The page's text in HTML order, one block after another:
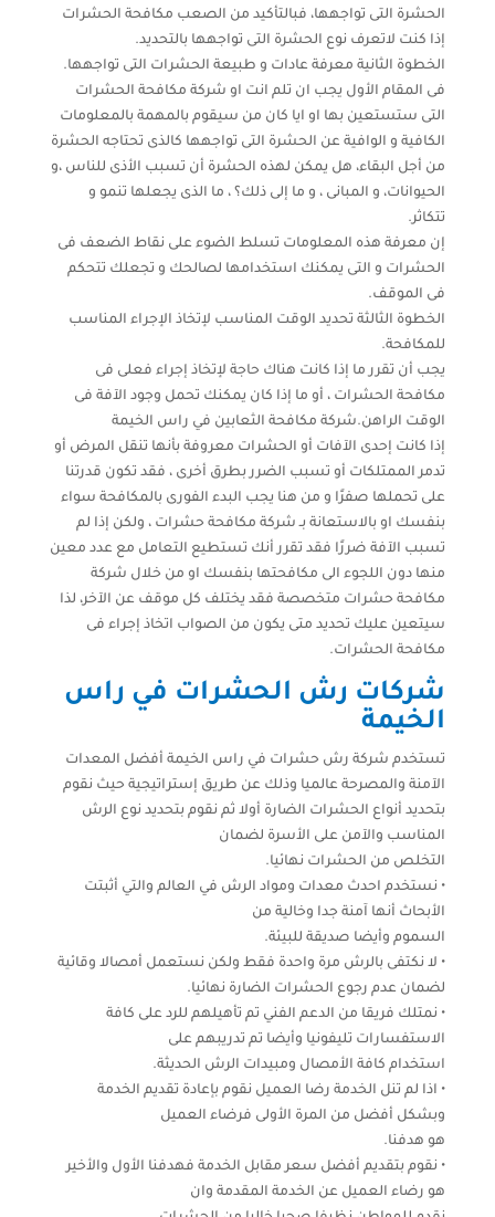
الحشرة التى تواجهها، فبالتأكيد من الصعب مكافحة الحشرات
إذا كنت لاتعرف نوع الحشرة التى تواجهها بالتحديد.
الخطوة الثانية معرفة عادات و طبيعة الحشرات التى تواجهها.
فى المقام الأول يجب ان تلم انت او شركة مكافحة الحشرات
التى ستستعين بها او ايا كان من سيقوم بالمهمة بالمعلومات
الكافية و الوافية عن الحشرة التى تواجهها كالذى تحتاجه الحشرة
من أجل البقاء، هل يمكن لهذه الحشرة أن تسبب الأذى للناس ،و
الحيوانات، و المبانى ، و ما إلى ذلك؟ ، ما الذى يجعلها تنمو و
تتكاثر.
إن معرفة هذه المعلومات تسلط الضوء على نقاط الضعف فى
الحشرات و التى يمكنك استخدامها لصالحك و تجعلك تتحكم
فى الموقف.
الخطوة الثالثة تحديد الوقت المناسب لإتخاذ الإجراء المناسب
للمكافحة.
يجب أن تقرر ما إذا كانت هناك حاجة لإتخاذ إجراء فعلى فى
مكافحة الحشرات ، أو ما إذا كان يمكنك تحمل وجود الآفة فى
الوقت الراهن.شركة مكافحة الثعابين في راس الخيمة
إذا كانت إحدى الآفات أو الحشرات معروفة بأنها تنقل المرض أو
تدمر الممتلكات أو تسبب الضرر بطرق أخرى ، فقد تكون قدرتنا
على تحملها صفرًا و من هنا يجب البدء الفورى بالمكافحة سواء
بنفسك او بالاستعانة بـ شركة مكافحة حشرات ، ولكن إذا لم
تسبب الآفة ضررًا فقد تقرر أنك تستطيع التعامل مع عدد معين
منها دون اللجوء الى مكافحتها بنفسك او من خلال شركة
مكافحة حشرات متخصصة فقد يختلف كل موقف عن الآخر، لذا
سيتعين عليك تحديد متى يكون من الصواب اتخاذ إجراء فى
مكافحة الحشرات.
شركات رش الحشرات في راس
الخيمة
تستخدم شركة رش حشرات في راس الخيمة أفضل المعدات
الآمنة والمصرحة عالميا وذلك عن طريق إستراتيجية حيث نقوم
بتحديد أنواع الحشرات الضارة أولا ثم نقوم بتحديد نوع الرش
المناسب والآمن على الأسرة لضمان
التخلص من الحشرات نهائيا.
• نستخدم احدث معدات ومواد الرش في العالم والتي أثبتت
الأبحاث أنها آمنة جدا وخالية من
السموم وأيضا صديقة للبيئة.
• لا نكتفى بالرش مرة واحدة فقط ولكن نستعمل أمصالا وقائية
لضمان عدم رجوع الحشرات الضارة نهائيا.
• نمتلك فريقا من الدعم الفني تم تأهيلهم للرد على كافة
الاستفسارات تليفونيا وأيضا تم تدريبهم على
استخدام كافة الأمصال ومبيدات الرش الحديثة.
• اذا لم تنل الخدمة رضا العميل نقوم بإعادة تقديم الخدمة
وبشكل أفضل من المرة الأولى فرضاء العميل
هو هدفنا.
• نقوم بتقديم أفضل سعر مقابل الخدمة فهدفنا الأول والأخير
هو رضاء العميل عن الخدمة المقدمة وان